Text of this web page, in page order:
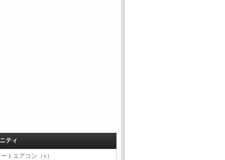
ティ
ートエアコン（○）